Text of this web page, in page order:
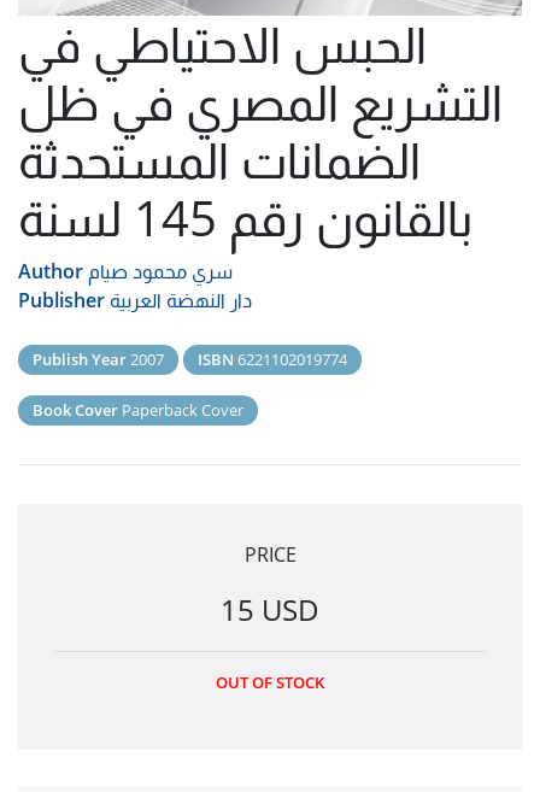
الحبس الاحتياطي في
التشريع المصري في ظل
الضمانات المستحدثة
بالقانون رقم 145 لسنة
Author سري محمود صيام
Publisher دار النهضة العربية
Publish Year2007 ISBN 6221102019774
Book Cover Paperback Cover
PRICE
15 USD
OUT OF STOCK